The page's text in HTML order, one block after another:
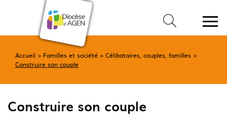
Accueil Familles et société
Célibataires, couples, familles
Construire son couple
Construire son couple